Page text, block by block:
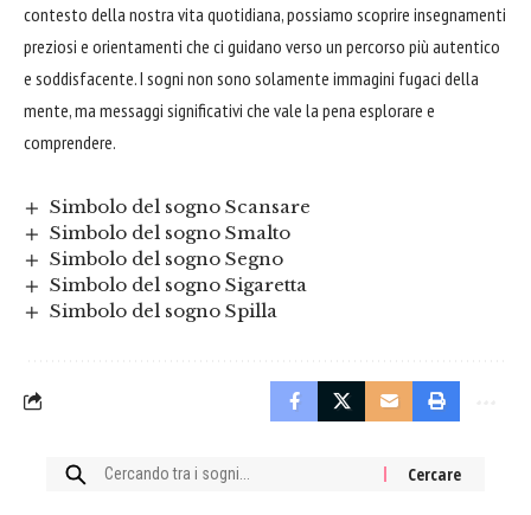
contesto della nostra vita quotidiana, possiamo scoprire insegnamenti
preziosi e orientamenti che ci guidano verso un percorso più autentico
e soddisfacente. I sogni non sono solamente immagini fugaci della
mente, ma messaggi significativi che vale la pena esplorare e
comprendere.
Simbolo del sogno Scansare
Simbolo del sogno Smalto
Simbolo del sogno Segno
Simbolo del sogno Sigaretta
Simbolo del sogno Spilla
Cercare: